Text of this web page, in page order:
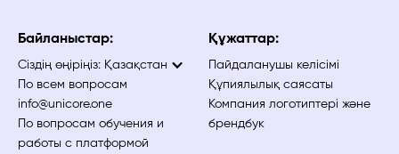
Байланыстар:
Сіздің өңіріңіз: Қазақстан
По всем вопросам
info@unicore.one
По вопросам обучения и
работы с платформой
Құжаттар:
Пайдаланушы келісімі
Құпиялылық саясаты
Компания логотиптері және
брендбук